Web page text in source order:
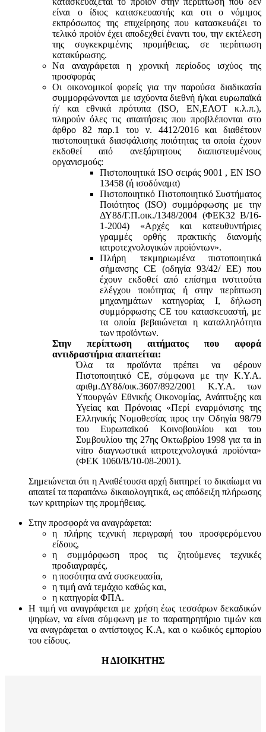
είναι ο ίδιος κατασκευαστής και oτι ο νόμιμος
εκπρόσωπος της επιχείρησης που κατασκευάζει το
τελικό προϊόν έχει αποδεχθεί έναντι του, την εκτέλεση
της συγκεκριμένης προμήθειας, σε περίπτωση
κατακύρωσης.
Να αναγράφεται η χρονική περίοδος ισχύος της
προσφοράς
Οι οικονομικοί φορείς για την παρούσα διαδικασία
συμμορφώνονται με ισχύοντα διεθνή ή/και ευρωπαϊκά
ή/ και εθνικά πρότυπα (ISO, ΕΝ,ΕΛΟΤ κ.λ.π.),
πληρούν όλες τις απαιτήσεις που προβλέπονται στο
άρθρο 82 παρ.1 του ν. 4412/2016 και διαθέτουν
πιστοποιητικά διασφάλισης ποιότητας τα οποία έχουν
εκδοθεί από ανεξάρτητους διαπιστευμένους
οργανισμούς:
Πιστοποιητικά ISO σειράς 9001 , ΕΝ ISO
13458 (ή ισοδύναμα)
Πιστοποιητικό Πιστοποιητικό Συστήματος
Ποιότητος (ISO) συμμόρφωσης με την
ΔΥ8δ/Γ.Π.οικ./1348/2004 (ΦΕΚ32 Β/16-
1-2004) «Αρχές και κατευθυντήριες
γραμμές ορθής πρακτικής διανομής
ιατροτεχνολογικών προϊόντων».
Πλήρη τεκμηριωμένα πιστοποιητικά
σήμανσης CE (οδηγία 93/42/ ΕΕ) που
έχουν εκδοθεί από επίσημα ινστιτούτα
ελέγχου ποιότητας ή στην περίπτωση
μηχανημάτων κατηγορίας Ι, δήλωση
συμμόρφωσης CE του κατασκευαστή, με
τα οποία βεβαιώνεται η καταλληλότητα
των προϊόντων.
Στην περίπτωση αιτήματος που αφορά
αντιδραστήρια απαιτείται:
Όλα τα προϊόντα πρέπει να φέρουν
Πιστοποιητικό CE, σύμφωνα με την Κ.Υ.Α.
αριθμ.ΔΥ8δ/οικ.3607/892/2001 Κ.Υ.Α. των
Υπουργών Εθνικής Οικονομίας, Ανάπτυξης και
Υγείας και Πρόνοιας «Περί εναρμόνισης της
Ελληνικής Νομοθεσίας προς την Οδηγία 98/79
του Ευρωπαϊκού Κοινοβουλίου και του
Συμβουλίου της 27ης Οκτωβρίου 1998 για τα in
vitro διαγνωστικά ιατροτεχνολογικά προϊόντα»
(ΦΕΚ 1060/Β/10-08-2001).
Σημειώνεται ότι η Αναθέτουσα αρχή διατηρεί το δικαίωμα να
απαιτεί τα παραπάνω δικαιολογητικά, ως απόδειξη πλήρωσης
των κριτηρίων της προμήθειας.
Στην προσφορά να αναγράφεται:
η πλήρης τεχνική περιγραφή του προσφερόμενου
είδους,
η συμμόρφωση προς τις ζητούμενες τεχνικές
προδιαγραφές,
η ποσότητα ανά συσκευασία,
η τιμή ανά τεμάχιο καθώς και,
η κατηγορία ΦΠΑ.
Η τιμή να αναγράφεται με χρήση έως τεσσάρων δεκαδικών
ψηφίων, να είναι σύμφωνη με το παρατηρητήριο τιμών και
να αναγράφεται ο αντίστοιχος Κ.Α, και ο κωδικός εμπορίου
του είδους.
Η ΔΙΟΙΚΗΤΗΣ